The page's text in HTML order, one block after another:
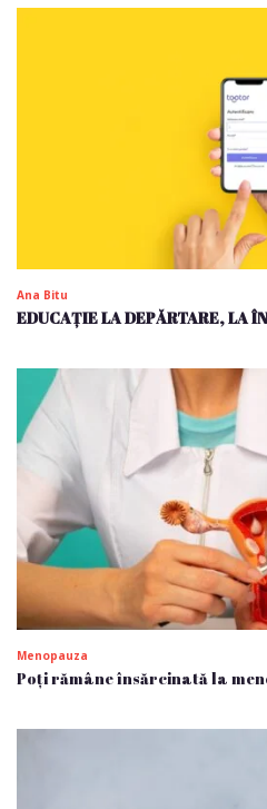
Ana Bitu
EDUCAȚIE LA DEPĂRTARE, LA
Menopauza
Poți rămâne însărcinată la